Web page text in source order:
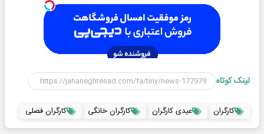
لینک کوتاه
کارگران عیدی کارگران کارگران خانگی کارگران فصلی